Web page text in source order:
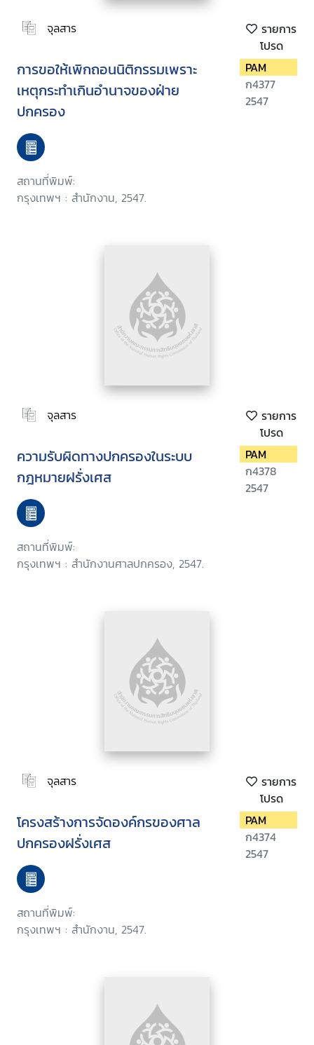
จุลสาร
รายการ
โปรด
การขอให้เพิกถอนนิติกรรมเพราะ
เหตุกระทำเกินอำนาจของฝ่าย
ปกครอง
สถานที่พิมพ์:
กรุงเทพฯ : สำนักงาน, 2547.
PAM
ก4377
2547
จุลสาร
รายการ
โปรด
ความรับผิดทางปกครองในระบบ
กฎหมายฝรั่งเศส
สถานที่พิมพ์:
กรุงเทพฯ : สำนักงานศาลปกครอง, 2547.
PAM
ก4378
2547
จุลสาร
รายการ
โปรด
โครงสร้างการจัดองค์กรของศาล
ปกครองฝรั่งเศส
สถานที่พิมพ์:
กรุงเทพฯ : สำนักงาน, 2547.
PAM
ก4374
2547